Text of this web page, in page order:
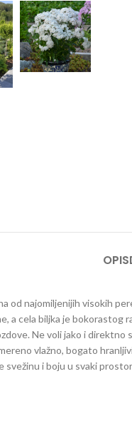
OPIS
od najomiljenijih visokih
a cela biljka je
Ne voli jako i
vlažno, bogato
i boju u svaki